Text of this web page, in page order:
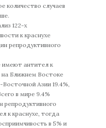
количество случаев
122-х
к краснухе
репродуктивного
имеют антител к
на Ближнем Востоке
Азии 19.4%,
в мире 9.4%
репродуктивного
к краснухе, тогда
в 5% и